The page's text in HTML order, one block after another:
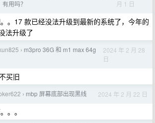
用吗？
月 1 日
。17 款已经没法升级到最新的系统了，今年的
法升级了
› m3pro 36G 和 m1 max 64g
2024 年 2 月 28
日
买旧
› mbp 屏幕底部出现黑线 2024 年 2 月 22 日
。。